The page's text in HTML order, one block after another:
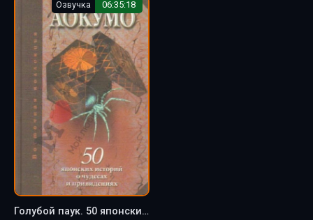
Озвучка 06:35:18
Голубой паук. 50 японских историй о чудесах и привидениях - Аокумо